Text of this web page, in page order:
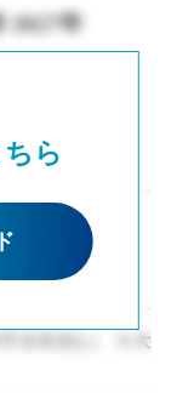
ら
年
います ・生
ス増決定 ・
ンジなど未
手当等含む) ※大